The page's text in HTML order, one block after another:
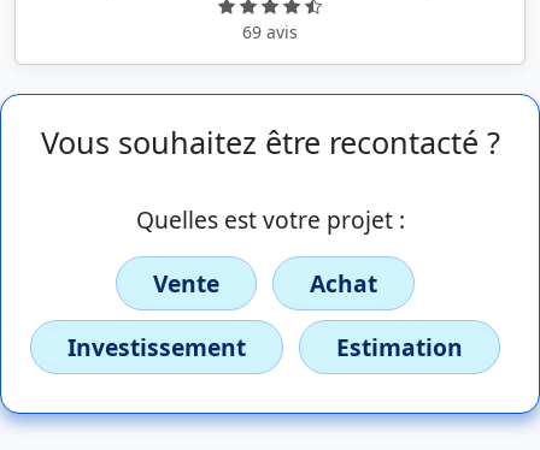
69 avis
Vous souhaitez être recontacté ?
Quelles est votre projet :
Vente
Achat
Investissement
Estimation